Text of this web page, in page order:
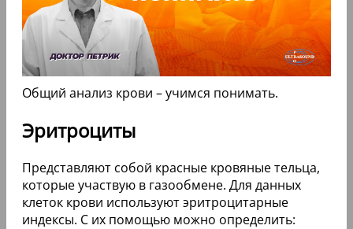
Общий анализ крови – учимся понимать.
Эритроциты
Представляют собой красные кровяные тельца,
которые участвую в газообмене. Для данных
клеток крови используют эритроцитарные
индексы. С их помощью можно определить: